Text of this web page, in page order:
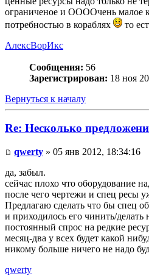
ограниченое и ООООчень малое
потребностью в кораблях
то
АлексВорИкс
Сообщения: 56
Зарегистрирован: 18 ноя
Вернуться к началу
Re: Несколько
qwerty » 05 янв 2012, 18:34:16
да, забыл.
сейчас плохо что оборудование
после чего чертежи и спец ресы
Предлагаю сделать что бы спец
и приходилось его чинить/делать
постоянный спрос на редкие
месяц-два у всех будет какой
никому больше ничего не надо
qwerty